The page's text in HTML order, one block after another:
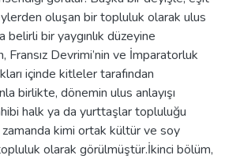
oluşan bir topluluk olarak ulus
belirli bir yaygınlık düzeyine
Fransız Devrimi’nin ve İmparatorluk
içinde kitleler tarafından
birlikte, dönemin ulus anlayışı
halk ya da yurttaşlar topluluğu
zamanda kimi ortak kültür ve soy
olarak görülmüştür.İkinci bölüm,